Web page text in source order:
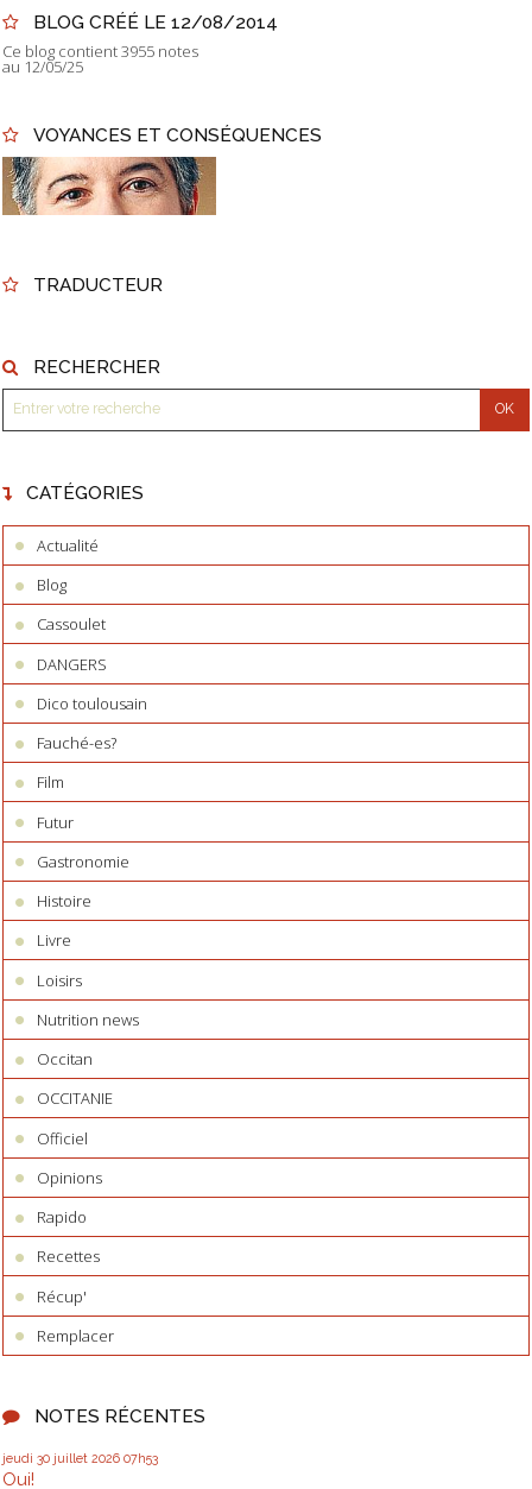
BLOG CRÉÉ LE 12/08/2014
Ce blog contient 3955 notes
au 12/05/25
VOYANCES ET CONSÉQUENCES
TRADUCTEUR
RECHERCHER
CATÉGORIES
Actualité
Blog
Cassoulet
DANGERS
Dico toulousain
Fauché-es?
Film
Futur
Gastronomie
Histoire
Livre
Loisirs
Nutrition news
Occitan
OCCITANIE
Officiel
Opinions
Rapido
Recettes
Récup'
Remplacer
NOTES RÉCENTES
jeudi 30 juillet 2026 07h53
Oui!